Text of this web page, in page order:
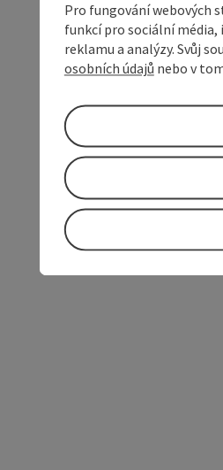
Pro fungování webových
funkcí pro sociální
reklamu a analýzy. Svůj
osobních údajů nebo v